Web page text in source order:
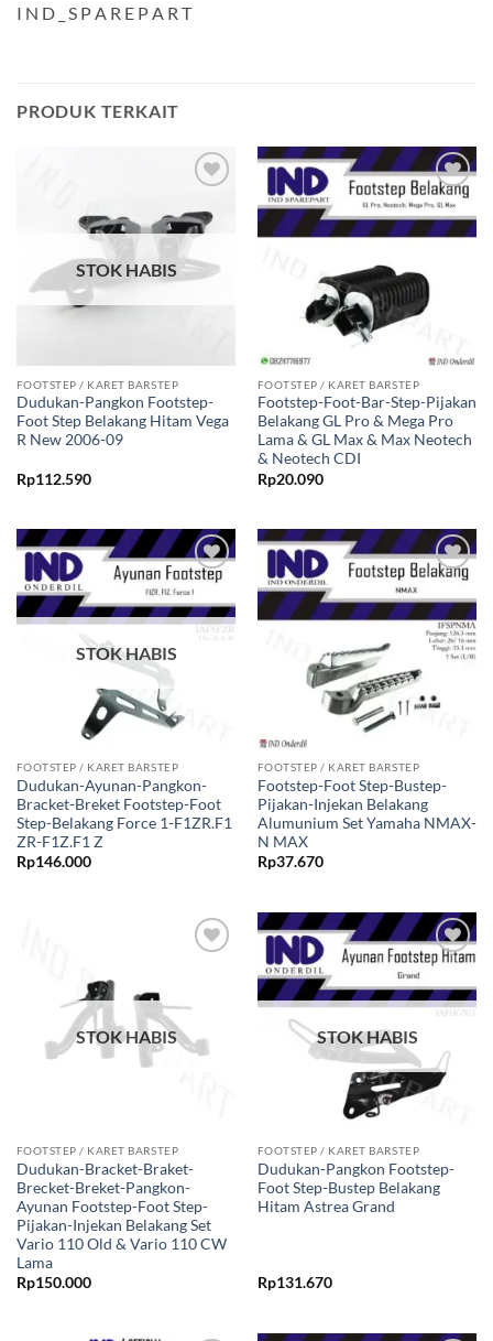
I N D _ S P A R E P A R T
PRODUK TERKAIT
ke Wishlist
STOK HABIS
FOOTSTEP / KARET BARSTEP
Dudukan-Pangkon Footstep-
Foot Step Belakang Hitam Vega
R New 2006-09
Rp112.590
Tambahkan
ke Wishlist
FOOTSTEP / KARET BARSTEP
Footstep-Foot-Bar-Step-Pijakan
Belakang GL Pro & Mega Pro
Lama & GL Max & Max Neotech
& Neotech CDI
Rp20.090
Tambahkan
ke Wishlist
STOK HABIS
FOOTSTEP / KARET BARSTEP
Dudukan-Ayunan-Pangkon-
Bracket-Breket Footstep-Foot
Step-Belakang Force 1-F1ZR.F1
ZR-F1Z.F1 Z
Rp146.000
Tambahkan
ke Wishlist
FOOTSTEP / KARET BARSTEP
Footstep-Foot Step-Bustep-
Pijakan-Injekan Belakang
Alumunium Set Yamaha NMAX-
N MAX
Rp37.670
STOK HABIS
FOOTSTEP / KARET BARSTEP
Dudukan-Bracket-Braket-
Brecket-Breket-Pangkon-
Ayunan Footstep-Foot Step-
Pijakan-Injekan Belakang Set
Vario 110 Old & Vario 110 CW
Lama
Rp150.000
Tambahkan
ke Wishlist
STOK HABIS
FOOTSTEP / KARET BARSTEP
Dudukan-Pangkon Footstep-
Foot Step-Bustep Belakang
Hitam Astrea Grand
Rp131.670